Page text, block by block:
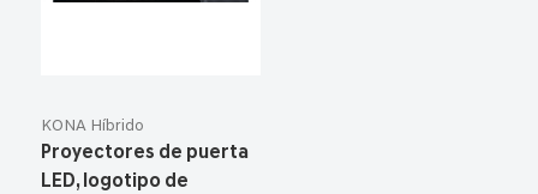
KONA Híbrido
Proyectores de puerta
LED, logotipo de